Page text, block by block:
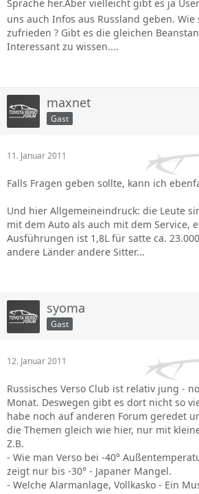
Sprache her.Aber vielleicht gibt es ja
uns auch Infos aus Russland geben.
zufrieden ? Gibt es die gleichen
Interessant zu wissen....
maxnet
Gast
11. Januar 2011
Falls Fragen geben sollte, kann ich
Und hier Allgemeineindruck: die Leute
mit dem Auto als auch mit dem Service,
Ausführungen ist 1,8L für satte ca.
andere Länder andere Sitter...
syoma
Gast
12. Januar 2011
Russisches Verso Club ist relativ jung -
Monat. Deswegen gibt es dort nicht so
habe noch auf anderen Forum geredet
die Themen gleich wie hier, nur mit
Z.B.
- Wie man Verso bei -40°
zeigt nur bis -30° - Japaner Mangel.
- Welche Alarmanlage, Vollkasko - Ein